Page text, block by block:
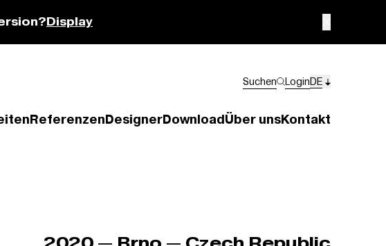
Display
Suchen LoginDE
ReferenzenDesignerDownloadÜber unsKontakt